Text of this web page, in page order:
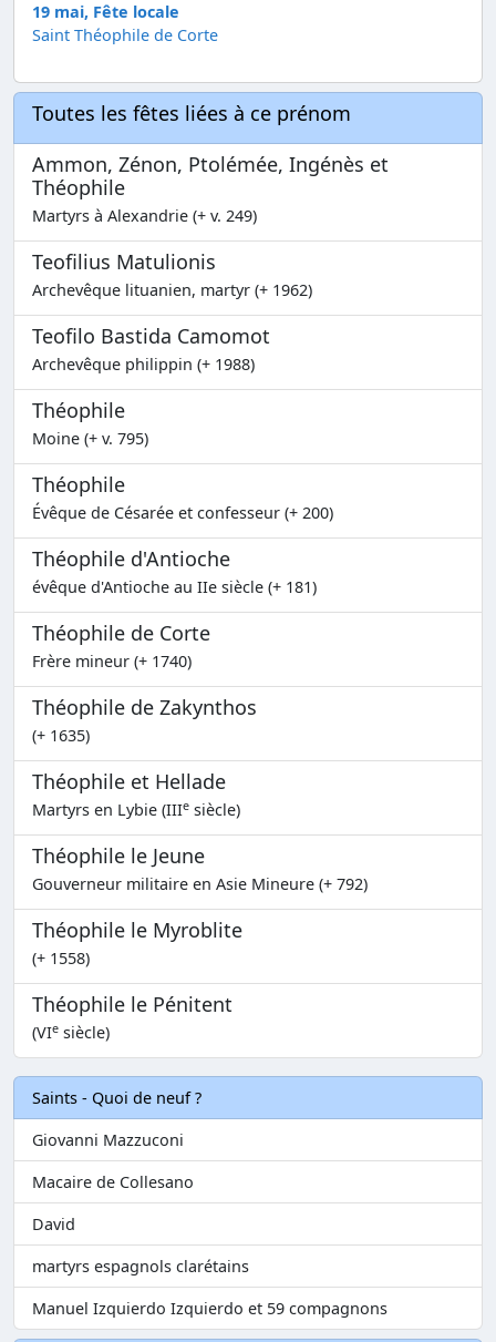
19 mai, Fête locale
Saint Théophile de Corte
Toutes les fêtes liées à ce prénom
Ammon, Zénon, Ptolémée, Ingénès et
Théophile
Martyrs à Alexandrie (+ v. 249)
Teofilius Matulionis
Archevêque lituanien, martyr (+ 1962)
Teofilo Bastida Camomot
Archevêque philippin (+ 1988)
Théophile
Moine (+ v. 795)
Théophile
Évêque de Césarée et confesseur (+ 200)
Théophile d'Antioche
évêque d'Antioche au IIe siècle (+ 181)
Théophile de Corte
Frère mineur (+ 1740)
Théophile de Zakynthos
(+ 1635)
Théophile et Hellade
Martyrs en Lybie (IIIe siècle)
Théophile le Jeune
Gouverneur militaire en Asie Mineure (+ 792)
Théophile le Myroblite
(+ 1558)
Théophile le Pénitent
(VIe siècle)
Saints - Quoi de neuf ?
Giovanni Mazzuconi
Macaire de Collesano
David
martyrs espagnols clarétains
Manuel Izquierdo Izquierdo et 59 compagnons